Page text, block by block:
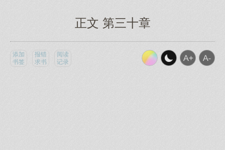
正文 第三十章
添加
书签
报错
求书
阅读
记录